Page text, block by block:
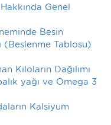
Genel
Besin
(Beslenme Tablosu)
Kiloların Dağılımı
yağı ve Omega 3
Kalsiyum